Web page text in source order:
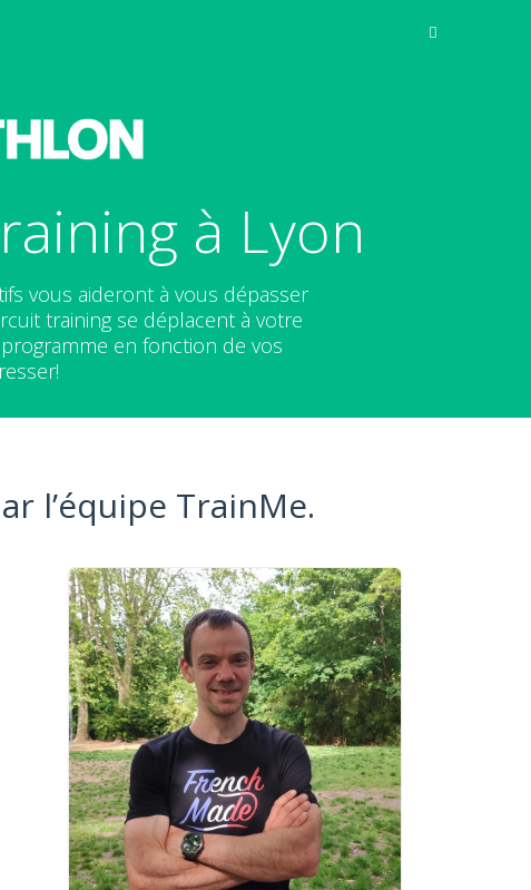
à Lyon
vous aideront à vous dépasser
training se déplacent à votre
en fonction de vos
l’équipe TrainMe.